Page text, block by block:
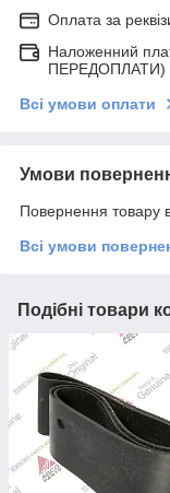
Оплата за
Наложенний
ПЕРЕДОПЛАТИ)
Всі умови оплати
Умови
Повернення товару
Всі умови
Подібні товари